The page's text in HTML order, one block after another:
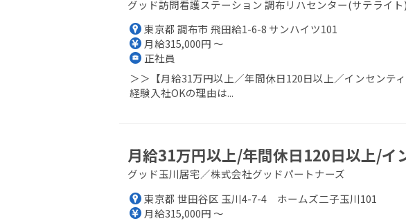
グッド訪問看護ステーション 調布リハセンター(サテライ
東京都 調布市 飛田給1-6-8 サンハイツ101
月給315,000円 ～
正社員
＞＞【月給31万円以上／年間休日120日以上／インセンテ
経験入社OKの理由は...
月給31万円以上/年間休日120日以上/イ
グッド玉川居宅／株式会社グッドパートナーズ
東京都 世田谷区 玉川4-7-4 ホームズ二子玉川101
月給315,000円 ～